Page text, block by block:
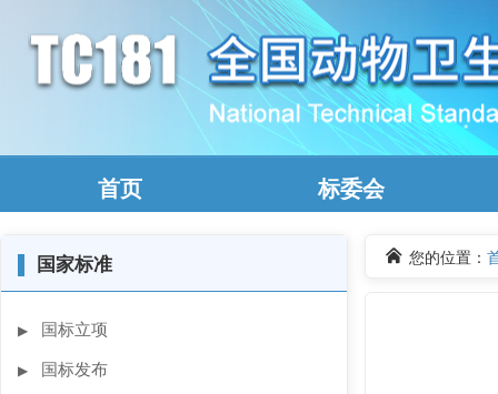
首页 标委会
▌ 国家标准
▶ 国标立项
▶ 国标发布
您的位置：